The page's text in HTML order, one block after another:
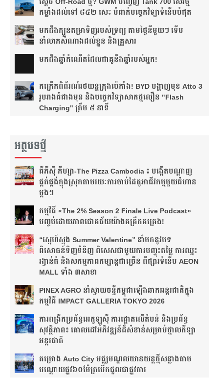
ស្តេច Off-Road ថ្មី? GWM បញ្ចេញ Tank 700 ស៊េរីថ្មី
កម្លាំងដល់ទៅ ៨៥២ សេះ បំពាក់បច្ចេកវិទ្យាទំនើបបំផុត
មកដឹងក្បួនតម្រាទិញរបស់ទ្រព្យ តាមថ្ងៃនីមួយៗ ទើប
នាំលាភសំណាងដល់ខ្លួន និងគ្រួសារ
មក​ដឹងឆ្នាំ​កំណើត​ដែល​ជា​គូ​នឹង​ឆ្នាំ​របស់​អ្នក!​
កក្រើកពិព័រណ៍រថយន្តក្រុងប៉េកាំង! BYD បង្ហាញមុខ Atto 3
រូបរាងធំជាងមុន និងបច្ចេកវិទ្យាសាកថ្មលឿន "Flash
Charging" ត្រឹម ៥ នាទី
អត្ថបទថ្មី
ធីភីស៊ី ភីហ្សា-The Pizza Cambodia ៖ បង្កើត​បណ្តាញ​
ផ្គត់ផ្គង់​ក្នុង​ស្រុក​តាមរយៈ​ការ​ចាប់​ដៃ​គូ​អាជីវកម្ម​មួយ​ជំហាន​
ម្តងៗ​
កម្មវិធី «The 2% Season 2 Finale Live Podcast»
បញ្ចប់ដោយភាពជោគជ័យយ៉ាងគគ្រឹកគគ្រេង!
“ស្នេហ៍ស្នង Summer Valentine” នាំមកនូវបទ
ពិសោធន៍ទិញទំនិញ ពិសេសជាមួយការបញ្ចុះតម្លៃ ការឈ្នះ
រង្វាន់ធំ និងសកម្មភាពកម្សាន្តជាច្រើន ពីផ្សារទំនើប AEON
MALL ទាំង ៣សាខា
PINEX AGRO នាំ​ស្វាយចន្ទី​កម្ពុជា​ឡើង​ឆាក​អន្តរជាតិ​​ក្នុង​
កម្មវិធី​ IMPACT GALLERIA TOKYO 2026
ការពង្រីកប្រព័ន្ធអេកូឡូស៊ី ការផ្តោតលើតំបន់ និងប្រព័ន្ធ
សុវត្ថិភាព៖ គោលដៅអភិវឌ្ឍន៍ដ៏សំខាន់សម្រាប់ថ្នាលកីឡា
អន្តរជាតិ
គម្រោង Auto City មជ្ឈមណ្ឌលយានយន្តថ្មីសន្លាង​តាម
បណ្តោយផ្លូវ​​៦០ម៉ែត្រ​បើកជួលជាផ្លូវការ